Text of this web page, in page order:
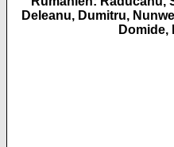
Deleanu, Dumitru,
Domide,